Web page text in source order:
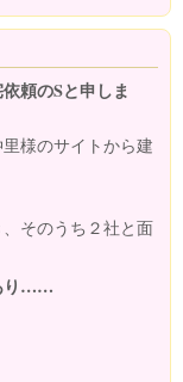
頼のSと申しま
様のサイトから建
そのうち２社と面
り……